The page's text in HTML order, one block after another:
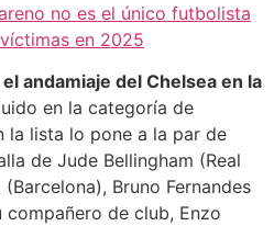
no es el único futbolista
en 2025
andamiaje del Chelsea en la
en la categoría de
la lista lo pone a la par de
de Jude Bellingham (Real
Bruno Fernandes
de club, Enzo